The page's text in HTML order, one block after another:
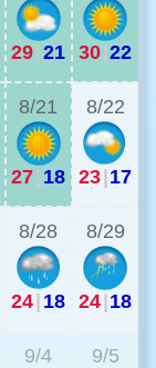
29|21 30|22
8/21
27| 18
8/22
23|17
8/28
24| 18
8/29
24|18
9/4 9/5